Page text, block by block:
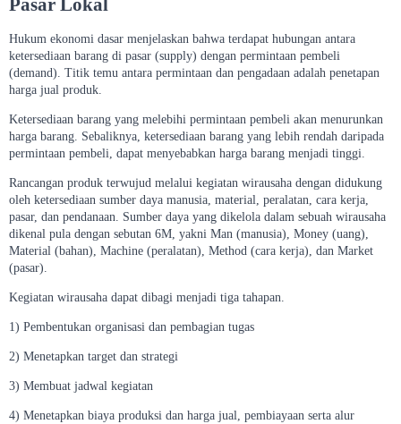
Pasar Lokal
Hukum ekonomi dasar menjelaskan bahwa terdapat hubungan antara
ketersediaan barang di pasar (supply) dengan permintaan pembeli
(demand). Titik temu antara permintaan dan pengadaan adalah penetapan
harga jual produk.
Ketersediaan barang yang melebihi permintaan pembeli akan menurunkan
harga barang. Sebaliknya, ketersediaan barang yang lebih rendah daripada
permintaan pembeli, dapat menyebabkan harga barang menjadi tinggi.
Rancangan produk terwujud melalui kegiatan wirausaha dengan didukung
oleh ketersediaan sumber daya manusia, material, peralatan, cara kerja,
pasar, dan pendanaan. Sumber daya yang dikelola dalam sebuah wirausaha
dikenal pula dengan sebutan 6M, yakni Man (manusia), Money (uang),
Material (bahan), Machine (peralatan), Method (cara kerja), dan Market
(pasar).
Kegiatan wirausaha dapat dibagi menjadi tiga tahapan.
1) Pembentukan organisasi dan pembagian tugas
2) Menetapkan target dan strategi
3) Membuat jadwal kegiatan
4) Menetapkan biaya produksi dan harga jual, pembiayaan serta alur